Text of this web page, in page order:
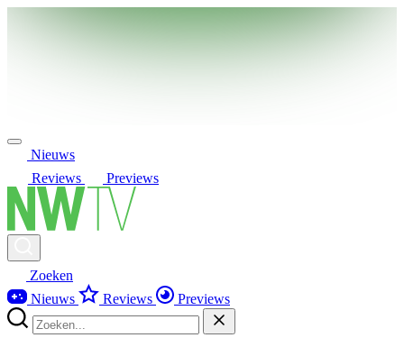
Nieuws
Reviews
Previews
Zoeken
Nieuws
Reviews Previews